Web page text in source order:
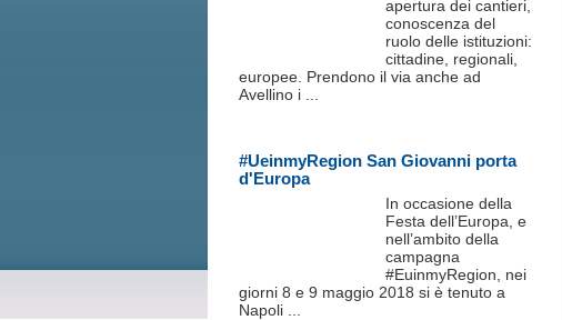
apertura dei cantieri,
conoscenza del
ruolo delle istituzioni:
cittadine, regionali,
europee. Prendono il via anche ad
Avellino i ...
#UeinmyRegion San Giovanni porta
d'Europa
In occasione della
Festa dell’Europa, e
nell’ambito della
campagna
#EuinmyRegion, nei
giorni 8 e 9 maggio 2018 si è tenuto a
Napoli ...